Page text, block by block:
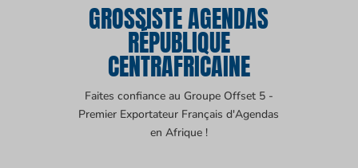
GROSSISTE AGENDAS
RÉPUBLIQUE
CENTRAFRICAINE
Faites confiance au Groupe Offset 5 -
Premier Exportateur Français d'Agendas
en Afrique !